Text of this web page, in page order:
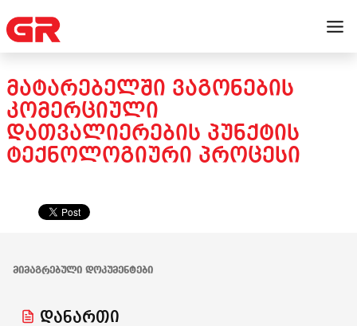
ᲛᲐᲢᲐᲠᲔᲑᲔᲚᲨᲘ ᲕᲐᲒᲝᲜᲔᲑᲘᲡ
ᲙᲝᲛᲔᲠᲪᲘᲣᲚᲘ
ᲓᲐᲗᲕᲐᲚᲘᲔᲠᲔᲑᲘᲡ ᲞᲣᲜᲥᲢᲘᲡ
ᲢᲔᲥᲜᲝᲚᲝᲒᲘᲣᲠᲘ ᲞᲠᲝᲪᲔᲡᲘ
ᲛᲘᲛᲐᲒᲠᲔᲑᲣᲚᲘ ᲓᲝᲙᲣᲛᲔᲜᲢᲔᲑᲘ
დანართი